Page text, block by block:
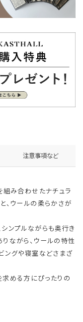
注意事項など
組み合わせたナチュラ
、ウールの柔らかさが
ンプルながらも奥行き
ながら、ウールの特性
ングや寝室などさまざ
める方にぴったりの